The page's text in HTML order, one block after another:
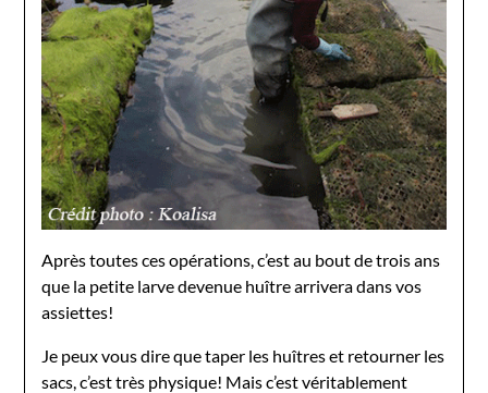
Après toutes ces opérations, c’est au bout de trois ans
que la petite larve devenue huître arrivera dans vos
assiettes!
Je peux vous dire que taper les huîtres et retourner les
sacs, c’est très physique! Mais c’est véritablement